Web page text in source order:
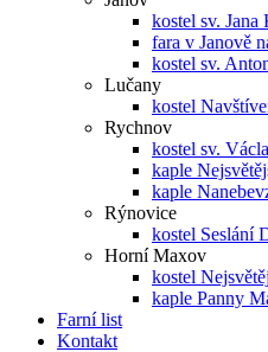
kostel sv. Jana
fara v Janově
kostel sv.
Lučany
kostel
Rychnov
kostel sv.
kaple
kaple
Rýnovice
kostel Seslání
Horní Maxov
kostel
kaple Panny
Farní list
Kontakt